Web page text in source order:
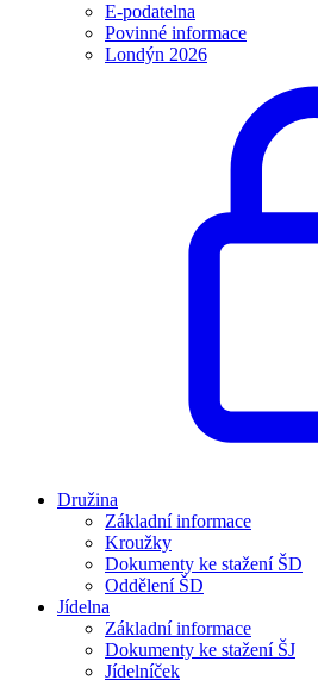
E-podatelna
Povinné informace
Londýn 2026
Družina
Základní informace
Kroužky
Dokumenty ke stažení ŠD
Oddělení ŠD
Jídelna
Základní informace
Dokumenty ke stažení ŠJ
Jídelníček